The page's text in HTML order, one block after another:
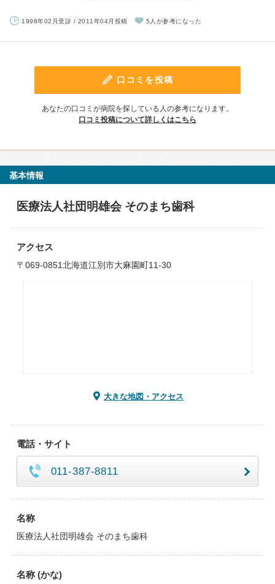
1998年02月受診 / 2011年04月投稿 5人が参考になった
口コミを投稿
あなたの口コミが病院を探している人の参考になります。
口コミ投稿について詳しくはこちら
基本情報
医療法人社団明雄会 そのまち歯科
アクセス
〒069-0851北海道江別市大麻園町11-30
大きな地図・アクセス
電話・サイト
011-387-8811
名称
医療法人社団明雄会 そのまち歯科
名称 (かな)